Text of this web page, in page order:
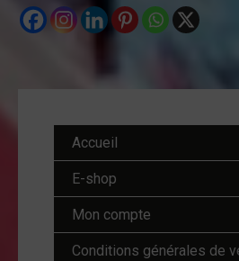
Accueil
E-shop
Mon compte
Conditions générales de